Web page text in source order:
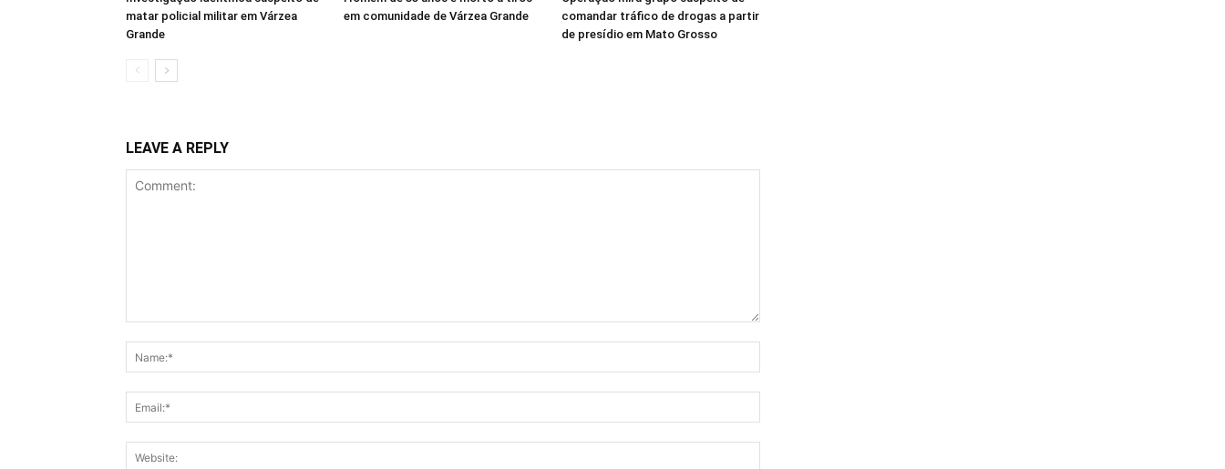
matar policial militar em Várzea
Grande
em comunidade de Várzea Grande
comandar tráfico de drogas a partir
de presídio em Mato Grosso
LEAVE A REPLY